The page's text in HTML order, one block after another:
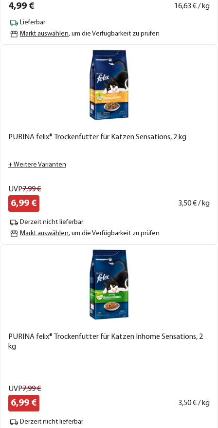
4,99 € 16,63 € / kg
Lieferbar
Markt auswählen, um die Verfügbarkeit zu prüfen
PURINA felix® Trockenfutter für Katzen Sensations, 2 kg
+ Weitere Varianten
UVP7,99€
6,99 € 3,50€ / kg
Derzeit nicht lieferbar
Markt auswählen, um die Verfügbarkeit zu prüfen
PURINA felix® Trockenfutter für Katzen Inhome Sensations, 2
kg
UVP7,99€
6,99 € 3,50€ / kg
Derzeit nicht lieferbar